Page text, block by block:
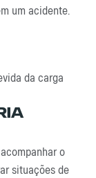
um acidente.
da carga
o
situações de